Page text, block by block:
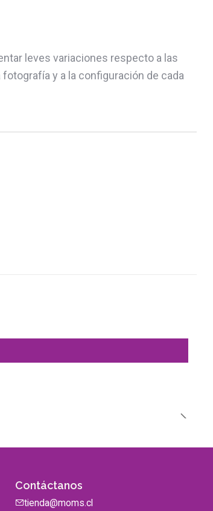
leves variaciones respecto a las
y a la configuración de cada
Contáctanos
tienda@moms.cl